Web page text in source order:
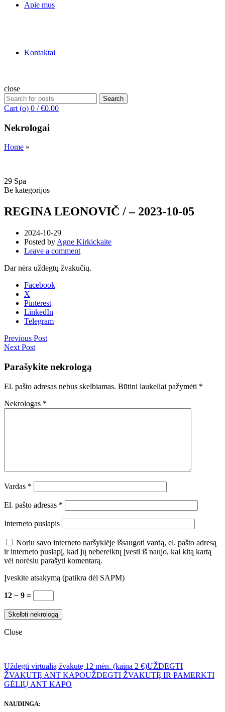
Apie mus
Kontaktai
close
Search
for:
Search
Cart (o) 0 / €0.00
Nekrologai
Home »
29 Spa
Be kategorijos
REGINA LEONOVIČ / – 2023-10-05
2024-10-29
Posted by Agne Kirkickaite
Leave a comment
Dar nėra uždegtų žvakučių.
Facebook
X
Pinterest
LinkedIn
Telegram
Previous Post
Next Post
Parašykite nekrologą
El. pašto adresas nebus skelbiamas. Būtini laukeliai pažymėti *
Nekrologas *
Vardas *
El. pašto adresas *
Interneto puslapis
Noriu savo interneto naršyklėje išsaugoti vardą, el. pašto adresą
ir interneto puslapį, kad jų nebereiktų įvesti iš naujo, kai kitą kartą
vėl norėsiu parašyti komentarą.
Įveskite atsakymą (patikra dėl SAPM)
12 − 9 =
Close
Uždegti virtualią žvakutę 12 mėn. (kaina 2 €)UŽDEGTI
ŽVAKUTĘ ANT KAPOUŽDEGTI ŽVAKUTĘ IR PAMERKTI
GĖLIŲ ANT KAPO
NAUDINGA: